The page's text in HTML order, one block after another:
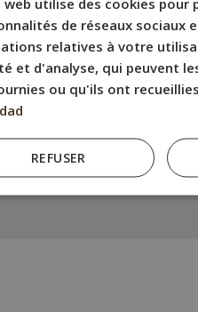
de réseaux sociaux
relatives à votre
et d'analyse, qui peuvent
ou qu'ils ont
REFUSER